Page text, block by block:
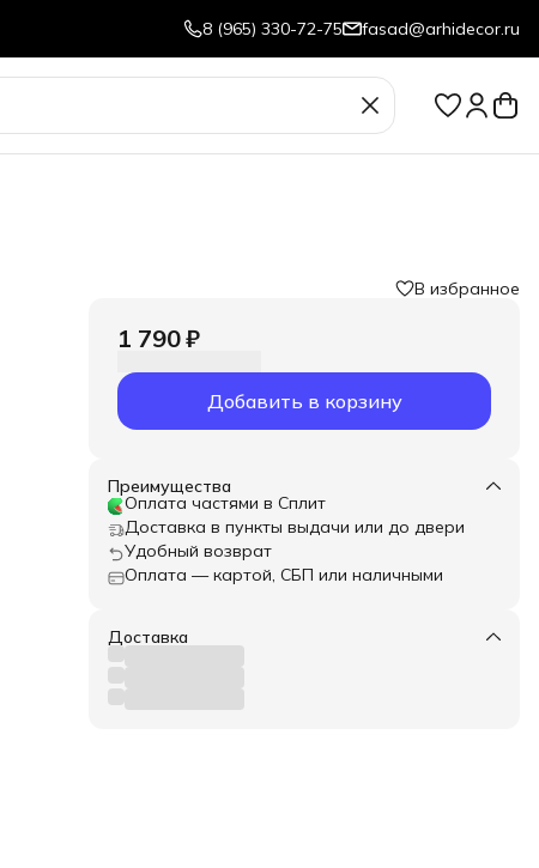
8 (965) 330-72-75 fasad@arhidecor.ru
В избранное
1 790 ₽
Добавить в корзину
Преимущества
Оплата частями в Сплит
Доставка в пункты выдачи или до двери
Удобный возврат
Оплата — картой, СБП или наличными
Доставка